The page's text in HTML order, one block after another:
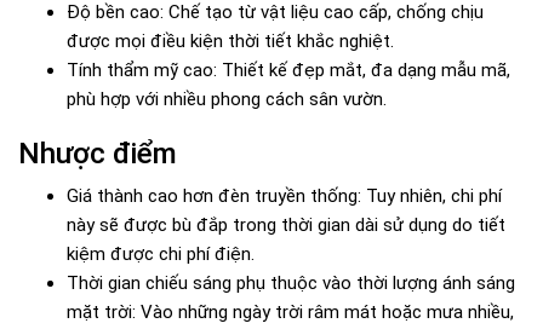
Độ bền cao: Chế tạo từ vật liệu cao cấp, chống chịu
được mọi điều kiện thời tiết khắc nghiệt.
Tính thẩm mỹ cao: Thiết kế đẹp mắt, đa dạng mẫu mã,
phù hợp với nhiều phong cách sân vườn.
Nhược điểm
Giá thành cao hơn đèn truyền thống: Tuy nhiên, chi phí
này sẽ được bù đắp trong thời gian dài sử dụng do tiết
kiệm được chi phí điện.
Thời gian chiếu sáng phụ thuộc vào thời lượng ánh sáng
mặt trời: Vào những ngày trời râm mát hoặc mưa nhiều,